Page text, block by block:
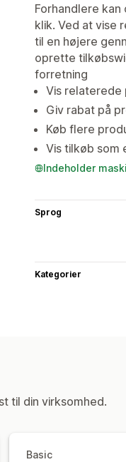
Forhandlere
klik. Ved at vise
til en højere
oprette
forretning
Vis relaterede
Giv rabat på
Køb flere
Vis tilkøb som
Indeholder
Sprog
Kategorier
til din virksomhed.
Basic